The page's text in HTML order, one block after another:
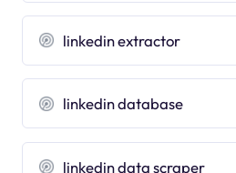
linkedin extractor
linkedin database
linkedin data scraper